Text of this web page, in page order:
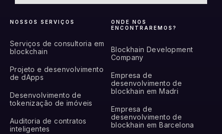
NOSSOS SERVIÇOS
Serviços de consultoria em
blockchain
Projeto e desenvolvimento
de dApps
Desenvolvimento de
tokenização de imóveis
Auditoria de contratos
inteligentes
ONDE NOS
ENCONTRAREMOS?
Blockhain Development
Company
Empresa de
desenvolvimento de
blockhain em Madri
Empresa de
desenvolvimento de
blockhain em Barcelona